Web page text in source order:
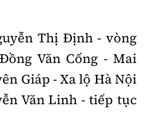
thức nếu không có sự
Thị Định- vòng
Văn Cống -Mai
Giáp -Xa lộ Hà Nội
Văn Linh -tiếp tục